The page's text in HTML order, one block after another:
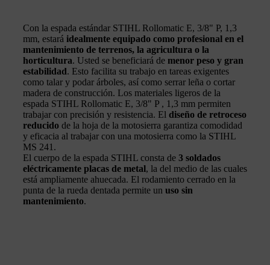
Con la espada estándar STIHL Rollomatic E, 3/8" P, 1,3
mm, estará idealmente equipado como profesional en el
mantenimiento de terrenos, la agricultura o la
horticultura. Usted se beneficiará de menor peso y gran
estabilidad. Esto facilita su trabajo en tareas exigentes
como talar y podar árboles, así como serrar leña o cortar
madera de construcción. Los materiales ligeros de la
espada STIHL Rollomatic E, 3/8" P , 1,3 mm permiten
trabajar con precisión y resistencia. El diseño de retroceso
reducido de la hoja de la motosierra garantiza comodidad
y eficacia al trabajar con una motosierra como la STIHL
MS 241.
El cuerpo de la espada STIHL consta de 3 soldados
eléctricamente placas de metal, la del medio de las cuales
está ampliamente ahuecada. El rodamiento cerrado en la
punta de la rueda dentada permite un uso sin
mantenimiento.